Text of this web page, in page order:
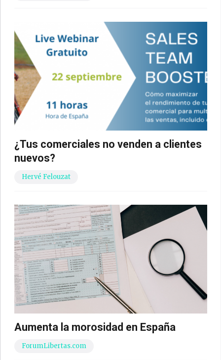
¿Tus comerciales no venden a clientes
nuevos?
Hervé Felouzat
Aumenta la morosidad en España
ForumLibertas.com